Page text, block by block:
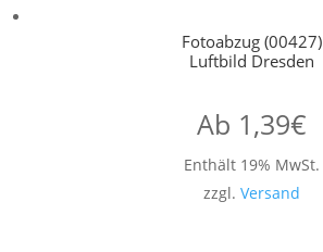
Fotoabzug (00427)
Luftbild Dresden
Ab 1,39€
Enthält 19% MwSt.
zzgl. Versand